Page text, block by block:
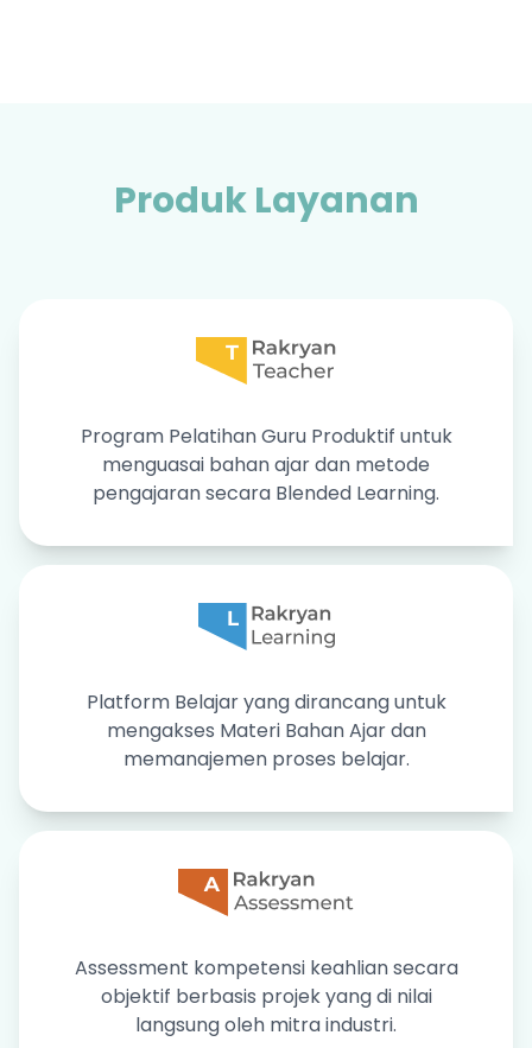
Produk Layanan
Program Pelatihan Guru Produktif untuk
menguasai bahan ajar dan metode
pengajaran secara Blended Learning.
Platform Belajar yang dirancang untuk
mengakses Materi Bahan Ajar dan
memanajemen proses belajar.
Assessment kompetensi keahlian secara
objektif berbasis projek yang di nilai
langsung oleh mitra industri.